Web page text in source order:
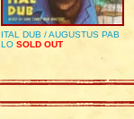
ITAL DUB / AUGUSTUS PAB
LO SOLD OUT